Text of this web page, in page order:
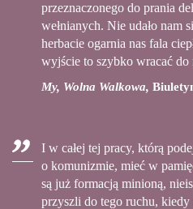
przeznaczonego do prania
wełnianych. Nie udało nam
herbacie ogarnia nas fala
wyjście to szybko wracać do
My, Wolna Walkowa,
I w całej tej pracy, którą
o komunizmie, mieć w
są już formacją minioną,
przyszli do tego ruchu, kiedy